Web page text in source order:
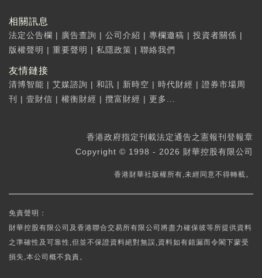
相關訊息
法定公告欄 | 廣告查詢 | 公司介紹 | 專欄邀稿 | 投資者關係 |
版權聲明 | 重要聲明 | 私隱政策 | 聯絡我們
友情鏈接
清博智能 | 艾媒諮詢 | 和訊 | 新時空 | 時代財經 | 證券市場周
刊
| 壹財信 | 權衡財經 | 攬富財經 | 更多...
香港政府指定刊載法定通告之憲報刊登報章
Copyright © 1998 - 2026 財華控股有限公司
香港財華社版權所有,未經同意不得轉載。
免責聲明：
財華控股有限公司及香港聯合交易所有限公司將盡力確保彼等所提供資料
之準確性及可靠性,但並不保證資料絕對無誤,資料如有錯漏而令閣下蒙受
損失,本公司概不負責。